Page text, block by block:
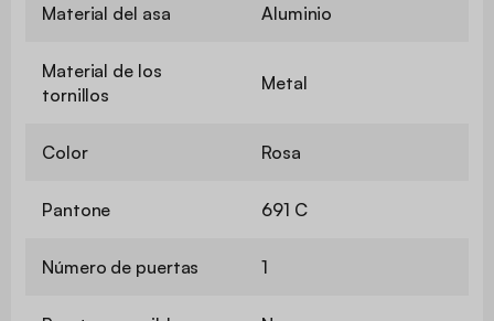
Material del asa Aluminio
Material de los
tornillos
Metal
Color Rosa
Pantone 691 C
Número de puertas 1